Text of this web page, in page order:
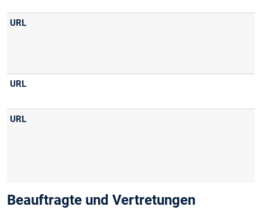
Beauftragte und Vertretungen